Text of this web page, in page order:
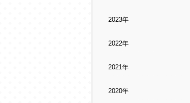
2023年
2022年
2021年
2020年